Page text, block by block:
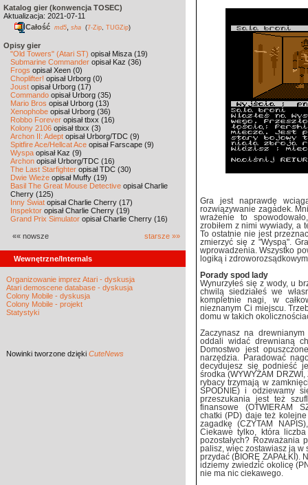
Katalog gier (konwencja TOSEC)
Aktualizacja: 2021-07-11
Całość md5 sha (7-Zip TUGZip)
Opisy gier
"Old Towers" (Atari ST) opisał Misza (19)
Submarine Commander opisał Kaz (36)
Frogs opisał Xeen (0)
Choplifter! opisał Urborg (0)
Joust opisał Urborg (17)
Commando opisał Urborg (35)
Mario Bros opisał Urborg (13)
Xenophobe opisał Urborg (36)
Robbo Forever opisał tbxx (16)
Kolony 2106 opisał tbxx (3)
Archon II: Adept opisał Urborg/TDC (9)
Spitfire Ace/Hellcat Ace opisał Farscape (9)
Wyspa opisał Kaz (9)
Archon opisał Urborg/TDC (16)
The Last Starfighter opisał TDC (30)
Dwie Wieże opisał Muffy (19)
Basil The Great Mouse Detective opisał Charlie
Cherry (125)
Inny Świat opisał Charlie Cherry (17)
Inspektor opisał Charlie Cherry (19)
Grand Prix Simulator opisał Charlie Cherry (16)
«« nowsze starsze »»
Wewnętrzne/Internals
Organizowanie imprez Atari - dyskusja
Atari demoscene database - dyskusja
Colony Mobile - dyskusja
Colony Mobile - projekt
Statystyki
Nowinki tworzone dzięki CuteNews
Gra jest naprawdę
rozwiązywanie zagadek.
wrażenie to
zrobiłem z nimi wywiady, a
To ostatnie nie jest
zmierzyć się z "Wyspą".
wprowadzenia. Wszystko
logiką i
Porady spod lady
Wynurzyłeś się z wody, u
chwilą siedziałeś we
kompletnie nagi, w
nieznanym Ci miejscu.
domu w takich
Zaczynasz na
oddali widać drewnianą
Domostwo jest
narzędzia. Paradować
decydujesz się podnieść
środka (WYWYŻAM
rybacy trzymają w
SPODNIE) i odziewamy
przeszukania jest też
finansowe (OTWIERAM
chatki (PD) daje też
zagadkę (CZYTAM
Ciekawe tylko, która
pozostałych? Rozważania
palisz, więc zostawiasz ją w
przydać (BIORĘ ZAPAŁKI).
idziemy zwiedzić okolicę
nie ma nic ciekawego.